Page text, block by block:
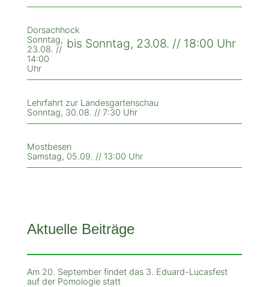
Dorsachhock
Sonntag,
23.08. //
14:00
Uhr
bis Sonntag, 23.08. // 18:00 Uhr
Lehrfahrt zur Landesgartenschau
Sonntag, 30.08. // 7:30 Uhr
Mostbesen
Samstag, 05.09. // 13:00 Uhr
Aktuelle Beiträge
Am 20. September findet das 3. Eduard-Lucasfest
auf der Pomologie statt